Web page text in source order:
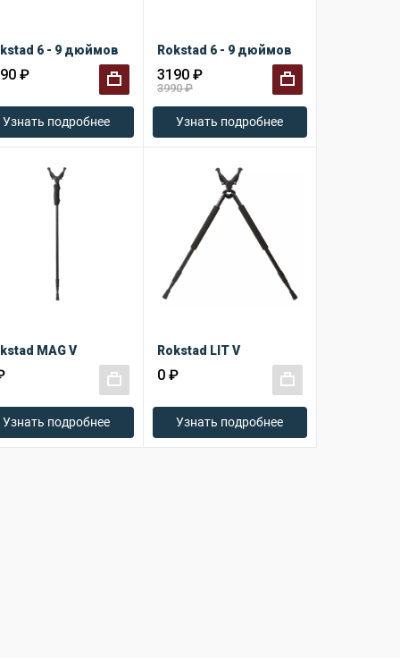
6 - 9 дюймов
₽
Узнать подробнее
Rokstad 6 - 9 дюймов
3190 ₽
3990 ₽
Узнать подробнее
MAG V
Узнать подробнее
Rokstad LIT V
0 ₽
Узнать подробнее